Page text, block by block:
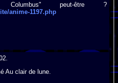
peut-être ?
anime-1197.php
Au clair de lune.